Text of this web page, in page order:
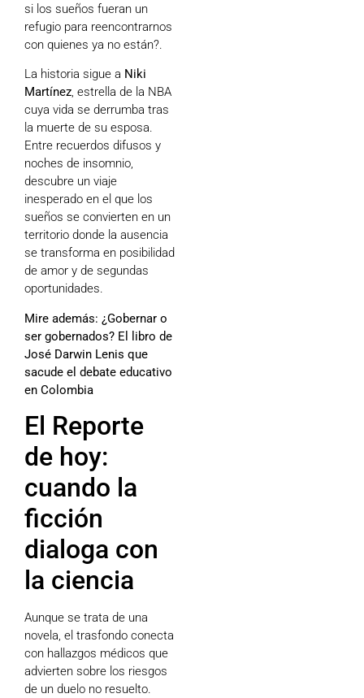
si los sueños fueran un
refugio para reencontrarnos
con quienes ya no están?.
La historia sigue a Niki
Martínez, estrella de la NBA
cuya vida se derrumba tras
la muerte de su esposa.
Entre recuerdos difusos y
noches de insomnio,
descubre un viaje
inesperado en el que los
sueños se convierten en un
territorio donde la ausencia
se transforma en posibilidad
de amor y de segundas
oportunidades.
Mire además: ¿Gobernar o
ser gobernados? El libro de
José Darwin Lenis que
sacude el debate educativo
en Colombia
El Reporte
de hoy:
cuando la
ficción
dialoga con
la ciencia
Aunque se trata de una
novela, el trasfondo conecta
con hallazgos médicos que
advierten sobre los riesgos
de un duelo no resuelto.